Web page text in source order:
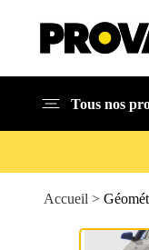
Tous nos
Accueil >